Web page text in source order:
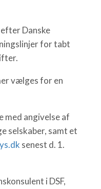
Danske
for tabt
vælges for en
med angivelse af
selskaber, samt et
senest d. 1.
i DSF,